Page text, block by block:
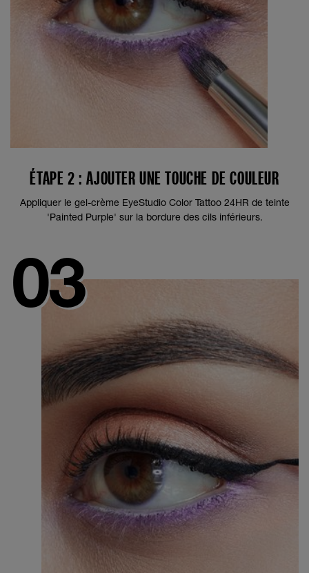
ÉTAPE 2 : AJOUTER UNE TOUCHE DE COULEUR
Appliquer le gel-crème EyeStudio Color Tattoo 24HR de teinte
'Painted Purple' sur la bordure des cils inférieurs.